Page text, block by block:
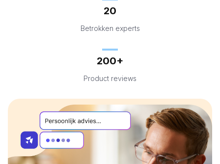
20
Betrokken experts
200+
Product reviews